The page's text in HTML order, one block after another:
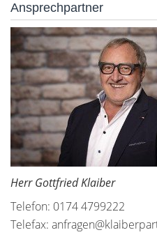
Ansprechpartner
Herr Gottfried Klaiber
Telefon: 0174 4799222
Telefax: